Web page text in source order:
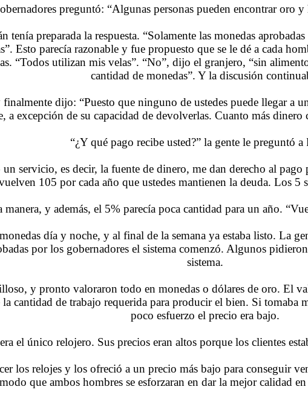
preguntó: “Algunas personas pueden encontrar oro y
tenía preparada la respuesta. “Solamente las monedas
Esto parecía razonable y fue propuesto que se le dé a cada
“Todos utilizan mis velas”. “No”, dijo el granjero, “sin
cantidad de monedas”. Y la discusión
dijo: “Puesto que ninguno de ustedes puede llegar a
a excepción de su capacidad de devolverlas. Cuanto más
“¿Y qué pago recibe usted?” la gente le preguntó a
servicio, es decir, la fuente de dinero, me dan derecho al
105 por cada año que ustedes mantienen la deuda. Los 5
manera, y además, el 5% parecía poca cantidad para un año.
día y noche, y al final de la semana ya estaba listo. La
por los gobernadores el sistema comenzó. Algunos
sistema.
y pronto valoraron todo en monedas o dólares de oro. El
cantidad de trabajo requerida para producir el bien. Si tomaba
poco esfuerzo el precio era bajo.
el único relojero. Sus precios eran altos porque los clientes
los relojes y los ofreció a un precio más bajo para conseguir
que ambos hombres se esforzaran en dar la mejor calidad